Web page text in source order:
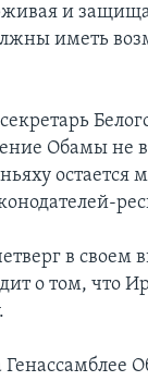
и
иметь
Обамы не
остается
в своем
о том, что